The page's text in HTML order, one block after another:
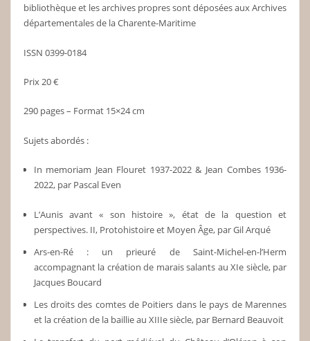
bibliothèque et les archives propres sont déposées aux Archives
départementales de la Charente-Maritime
ISSN 0399-0184
Prix 20 €
290 pages – Format 15×24 cm
Sujets abordés :
In memoriam Jean Flouret 1937-2022 & Jean Combes 1936-
2022, par Pascal Even
L’Aunis avant « son histoire », état de la question et
perspectives. II, Protohistoire et Moyen Âge, par Gil Arqué
Ars-en-Ré : un prieuré de Saint-Michel-en-l’Herm
accompagnant la création de marais salants au XIe siècle, par
Jacques Boucard
Les droits des comtes de Poitiers dans le pays de Marennes
et la création de la baillie au XIIIe siècle, par Bernard Beauvoit